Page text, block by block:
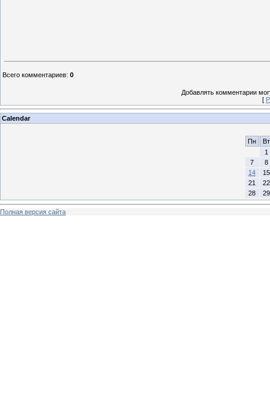
Всего комментариев: 0
Добавлять комментарии
[
Calendar
Пн
Вт
1
7
8
14
15
21
22
28
29
Полная версия сайта